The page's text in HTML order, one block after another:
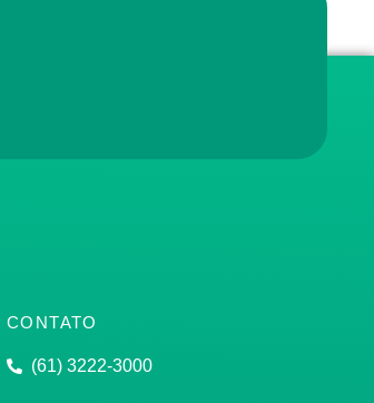
CONTATO
(61) 3222-3000